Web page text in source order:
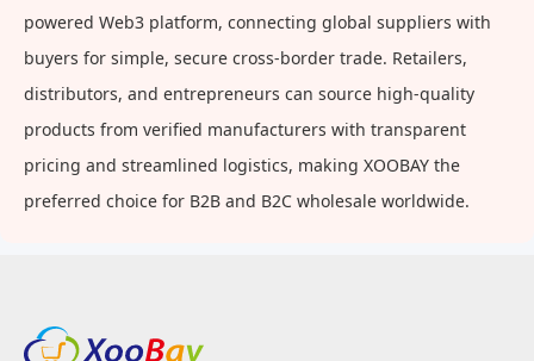
powered Web3 platform, connecting global suppliers with
buyers for simple, secure cross-border trade. Retailers,
distributors, and entrepreneurs can source high-quality
products from verified manufacturers with transparent
pricing and streamlined logistics, making XOOBAY the
preferred choice for B2B and B2C wholesale worldwide.